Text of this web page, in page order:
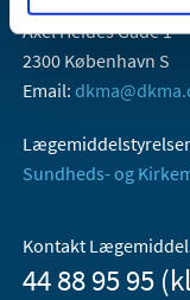
Axel Heides Gade 1
2300 København S
Email:
Sundheds- og
Kontakt
44 88 95 95